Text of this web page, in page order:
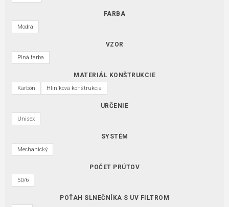
FARBA
Modrá
VZOR
Plná farba
MATERIÁL KONŠTRUKCIE
Karbón Hliníková konštrukcia
URČENIE
Unisex
SYSTÉM
Mechanický
POČET PRÚTOV
50/6
POŤAH SLNEČNÍKA S UV FILTROM